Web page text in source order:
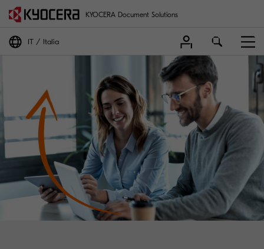
KYOCERA Document Solutions
IT Italia